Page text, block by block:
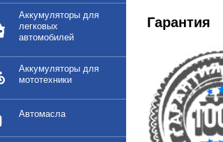
Аккумуляторы для
легковых
автомобилей
Аккумуляторы для
мототехники
Автомасла
Гарантия